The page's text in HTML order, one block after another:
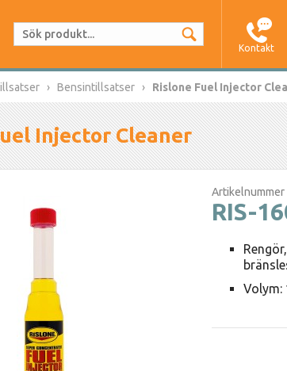
Kontakt
Bensintillsatser Rislone Fuel Injector
Injector Cleaner
Artikelnummer
RIS-
Volym: